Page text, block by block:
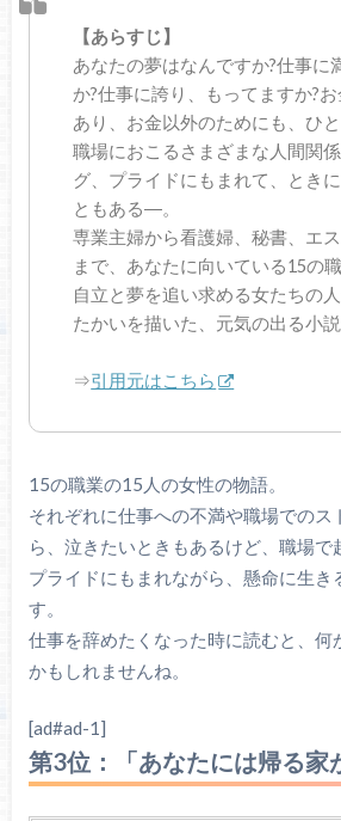
【あらすじ】
あなたの夢はなんですか?仕事に
か?仕事に誇り、もってますか?
あり、お金以外のためにも、ひと
職場におこるさまざまな人間関
グ、プライドにもまれて、とき
ともある―。
専業主婦から看護婦、秘書、エ
まで、あなたに向いている15の
自立と夢を追い求める女たちの
たかいを描いた、元気の出る小説
⇒引用元はこちら
15の職業の15人の女性の物語。
それぞれに仕事への不満や職場でのス
ら、泣きたいときもあるけど、職場で
プライドにもまれながら、懸命に生き
す。
仕事を辞めたくなった時に読むと、何
かもしれませんね。
[ad#ad-1]
第3位：「あなたには帰る家